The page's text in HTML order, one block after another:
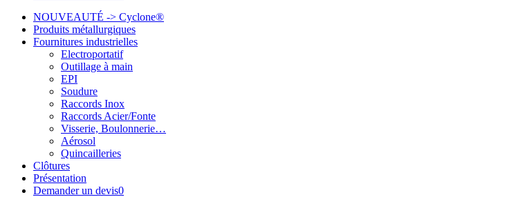
NOUVEAUTÉ -> Cyclone®
Produits métallurgiques
Fournitures industrielles
Electroportatif
Outillage à main
EPI
Soudure
Raccords Inox
Raccords Acier/Fonte
Visserie, Boulonnerie…
Aérosol
Quincailleries
Clôtures
Présentation
Demander un devis0